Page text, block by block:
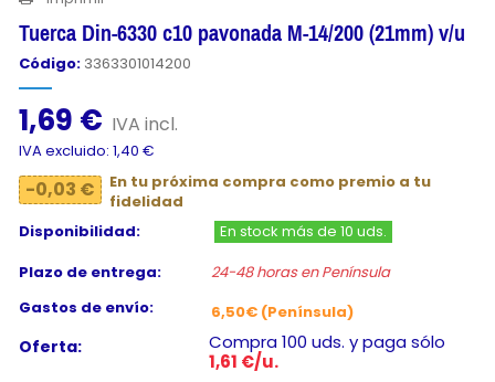
Tuerca Din-6330 c10 pavonada M-14/200 (21mm) v/u
Código: 3363301014200
1,69 € IVA incl.
IVA excluido: 1,40 €
-0,03 €
En tu próxima compra como premio a tu
fidelidad
Disponibilidad:
En stock más de 10 uds.
Plazo de entrega:
24-48 horas en Península
Gastos de envío:
6,50€ (Península)
Oferta:
Compra 100 uds. y paga sólo
1,61 €/u.